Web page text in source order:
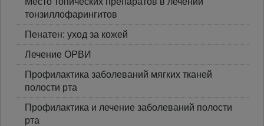
тонзиллофарингитов
Пенатен: уход за кожей
Лечение ОРВИ
Профилактика заболеваний мягких тканей
полости рта
Профилактика и лечение заболеваний полости
рта